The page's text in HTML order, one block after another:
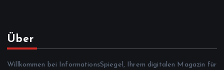
Über
Willkommen bei InformationsSpiegel, Ihrem digitalen Magazin für